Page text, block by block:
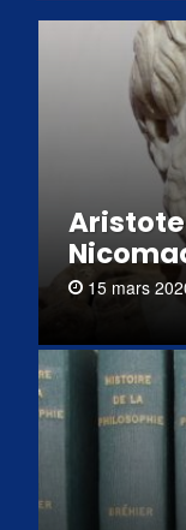
Aristote
15 mars